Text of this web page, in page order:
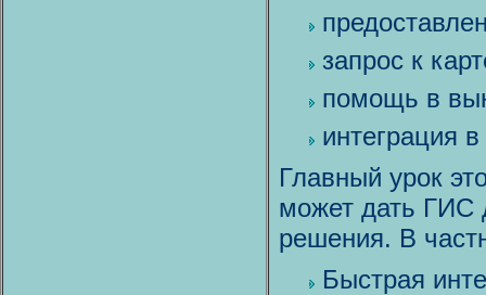
запрос к
помощь в
интеграция
Главный урок
может дать ГИС
решения. В
Быстрая